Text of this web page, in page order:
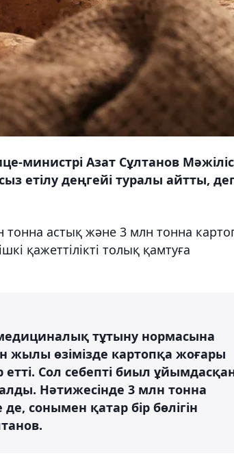
министрі Азат Сұлтанов Мәжіліс
етілу деңгейі туралы айтты,
астық және 3 млн тонна
қажеттілікті толық қамтуға
тұтыну нормасына
жылы өзімізде картопқа жоғары
етті. Сол себепті биыл
Нәтижесінде 3 млн тонна
сонымен қатар бір бөлігін